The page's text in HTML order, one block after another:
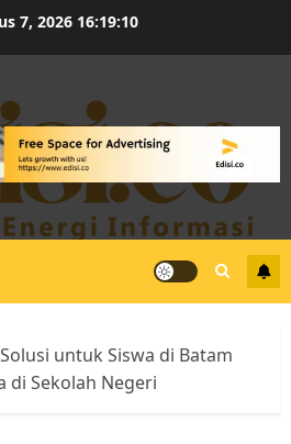
7, 2026 16:19:11
untuk Siswa di Batam
di Sekolah Negeri